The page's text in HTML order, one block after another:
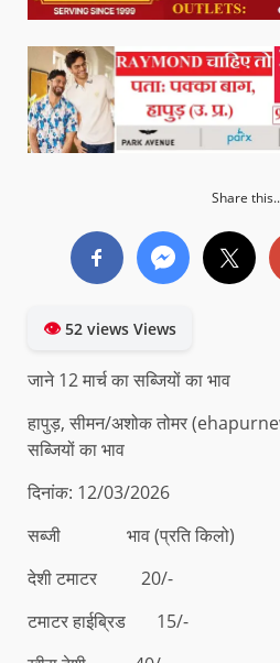
Share
👁52 views Views
जाने 12 मार्च का सब्जियों का भाव
हापुड़, सीमन/अशोक तोमर
सब्जियों का भाव
दिनांक: 12/03/2026
सब्जी भाव (प्रति किलो)
देशी टमाटर 20/-
टमाटर हाईब्रिड 15/-